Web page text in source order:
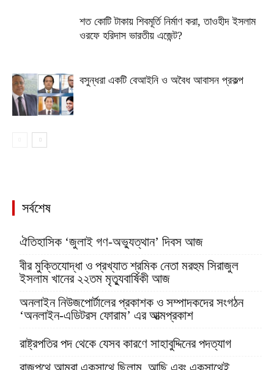
শত কোটি টাকায় শিবমূর্তি নির্মাণ করা, তাওহীদ ইসলাম
ওরফে হরিদাস ভারতীয় এজেন্ট?
বসুন্ধরা একটি বেআইনি ও অবৈধ আবাসন প্রকল্প
সর্বশেষ
ঐতিহাসিক ‘জুলাই গণ-অভ্যুত্থান’ দিবস আজ
বীর মুক্তিযোদ্ধা ও প্রখ্যাত শ্রমিক নেতা মরহুম সিরাজুল
ইসলাম খানের ২২তম মৃত্যুবার্ষিকী আজ
অনলাইন নিউজপোর্টালের প্রকাশক ও সম্পাদকদের সংগঠন
‘অনলাইন-এডিটরস ফোরাম’ এর আত্মপ্রকাশ
রাষ্ট্রপতির পদ থেকে যেসব কারণে সাহাবুদ্দিনের পদত্যাগ